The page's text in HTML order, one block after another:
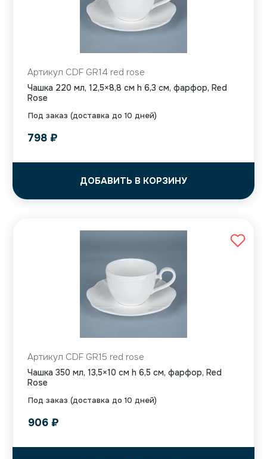
Под заказ (доставка до 10 дней)
Артикул CDF GR14 red rose
Чашка 220 мл, 12,5×8,8 см h 6,3 см, фарфор, Red
Rose
798 ₽
ДОБАВИТЬ В КОРЗИНУ
Под заказ (доставка до 10 дней)
Артикул CDF GR15 red rose
Чашка 350 мл, 13,5×10 см h 6,5 см, фарфор, Red
Rose
906 ₽